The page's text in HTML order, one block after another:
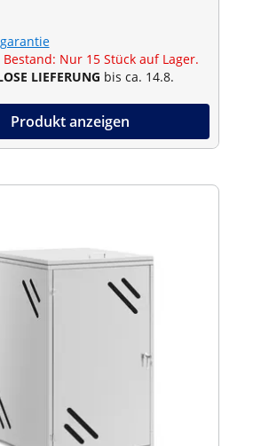
Nur 15 Stück auf Lager.
LIEFERUNG bis ca. 14.8.
Produkt anzeigen